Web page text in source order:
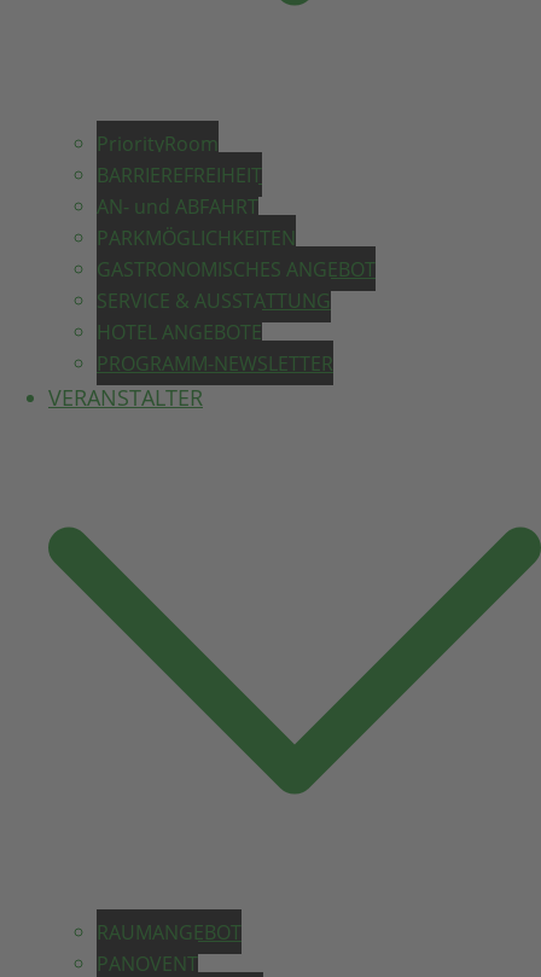
PriorityRoom
BARRIEREFREIHEIT
AN- und ABFAHRT
PARKMÖGLICHKEITEN
GASTRONOMISCHES ANGEBOT
SERVICE & AUSSTATTUNG
HOTEL ANGEBOTE
PROGRAMM-NEWSLETTER
VERANSTALTER
RAUMANGEBOT
PANOVENT